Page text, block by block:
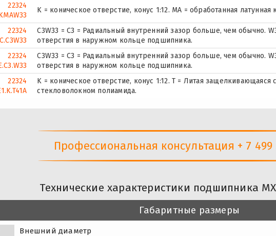
22324
K = коническое отверстие, конус 1:12. MA = обработанная
22324
C3W33 = C3 = Радиальный внутренний зазор больше, чем обычно.
отверстия в наружном кольце подшипника.
22324
C3W33 = C3 = Радиальный внутренний зазор больше, чем обычно.
отверстия в наружном кольце подшипника.
22324
K = коническое отверстие, конус 1:12. T = Литая защелкивающаяся
стекловолокном полиамида.
Профессиональная консультация + 7 499
Технические характеристики подшипника
Габаритные размеры
Внешний диаметр